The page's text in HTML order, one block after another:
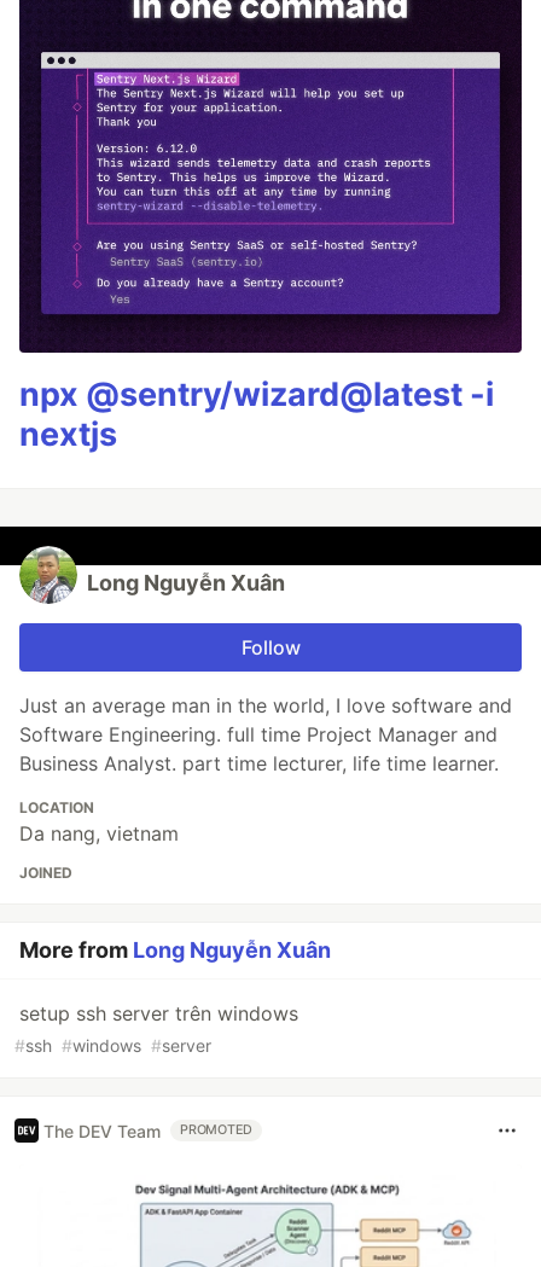
npx @sentry/wizard@latest -i
nextjs
Long Nguyễn Xuân
Follow
Just an average man in the world, I love software and
Software Engineering. full time Project Manager and
Business Analyst. part time lecturer, life time learner.
LOCATION
Da nang, vietnam
JOINED
More from Long Nguyễn Xuân
setup ssh server trên windows
#ssh #windows #server
The DEV Team PROMOTED